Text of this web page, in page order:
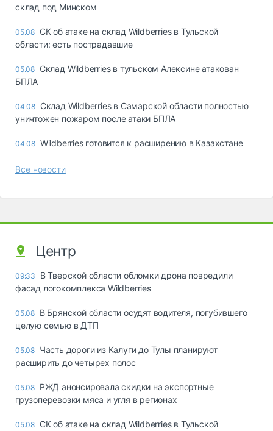
склад под Минском
05.08 СК об атаке на склад Wildberries в Тульской
области: есть пострадавшие
05.08 Склад Wildberries в тульском Алексине атакован
БПЛА
04.08 Склад Wildberries в Самарской области полностью
уничтожен пожаром после атаки БПЛА
04.08 Wildberries готовится к расширению в Казахстане
Все новости
Центр
09:33
В Тверской области обломки дрона повредили
фасад логокомплекса Wildberries
05.08 В Брянской области осудят водителя, погубившего
целую семью в ДТП
05.08 Часть дороги из Калуги до Тулы планируют
расширить до четырех полос
05.08 РЖД анонсировала скидки на экспортные
грузоперевозки мяса и угля в регионах
05.08 СК об атаке на склад Wildberries в Тульской